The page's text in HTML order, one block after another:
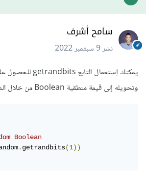
سامح أشرف
نشر9 سبتمبر 2022
وتحويله إلى قيمة منطقية Boolean من خلال الدالة bool:
Boolean
.getrandbits(1))